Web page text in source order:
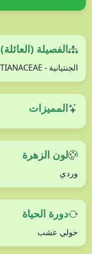
الفصيلة (العائلة)
الجنتيانية - GENTIANACEAE
المميزات
لون الزهرة
وردي
دورة الحياة
حولي عشب